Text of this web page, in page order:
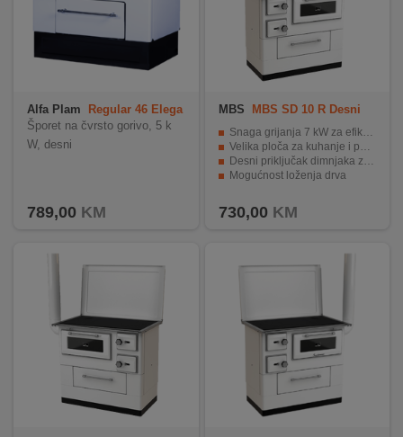
Alfa Plam
Regular 46 Elega
nt 2 D
Šporet na čvrsto gorivo, 5 k
W, desni
789,00 KM
MBS MBS SD 10 R Desni
Snaga grijanja 7 kW za efikasno zagrijavanje prostora
Velika ploča za kuhanje i pećnica za pripremu hrane
Desni priključak dimnjaka za lakšu instalaciju
Mogućnost loženja drva
730,00 KM